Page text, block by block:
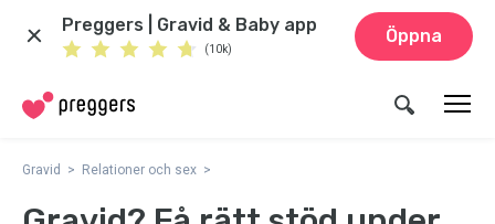
Preggers | Gravid & Baby app
(10k)
Öppna
Gravid Relationer och sex